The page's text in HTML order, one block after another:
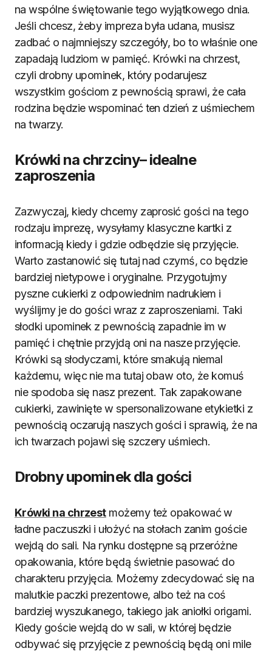
na wspólne świętowanie tego wyjątkowego dnia.
Jeśli chcesz, żeby impreza była udana, musisz
zadbać o najmniejszy szczegóły, bo to właśnie one
zapadają ludziom w pamięć. Krówki na chrzest,
czyli drobny upominek, który podarujesz
wszystkim gościom z pewnością sprawi, że cała
rodzina będzie wspominać ten dzień z uśmiechem
na twarzy.
Krówki na chrzciny– idealne
zaproszenia
Zazwyczaj, kiedy chcemy zaprosić gości na tego
rodzaju imprezę, wysyłamy klasyczne kartki z
informacją kiedy i gdzie odbędzie się przyjęcie.
Warto zastanowić się tutaj nad czymś, co będzie
bardziej nietypowe i oryginalne. Przygotujmy
pyszne cukierki z odpowiednim nadrukiem i
wyślijmy je do gości wraz z zaproszeniami. Taki
słodki upominek z pewnością zapadnie im w
pamięć i chętnie przyjdą oni na nasze przyjęcie.
Krówki są słodyczami, które smakują niemal
każdemu, więc nie ma tutaj obaw oto, że komuś
nie spodoba się nasz prezent. Tak zapakowane
cukierki, zawinięte w spersonalizowane etykietki z
pewnością oczarują naszych gości i sprawią, że na
ich twarzach pojawi się szczery uśmiech.
Drobny upominek dla gości
Krówki na chrzestmożemy też opakować w
ładne paczuszki i ułożyć na stołach zanim goście
wejdą do sali. Na rynku dostępne są przeróżne
opakowania, które będą świetnie pasować do
charakteru przyjęcia. Możemy zdecydować się na
malutkie paczki prezentowe, albo też na coś
bardziej wyszukanego, takiego jak aniołki origami.
Kiedy goście wejdą do w sali, w której będzie
odbywać się przyjęcie z pewnością będą oni mile